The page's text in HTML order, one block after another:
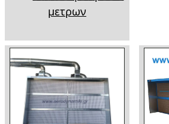
μετρων